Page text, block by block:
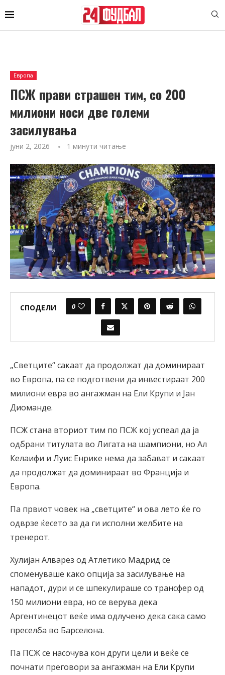
Европа
ПСЖ прави страшен тим, со 200
милиони носи две големи
засилувања
јуни 2, 2026 1 минути читање
СПОДЕЛИ 0
„Светците“ сакаат да продолжат да доминираат
во Европа, па се подготвени да инвестираат 200
милиони евра во ангажман на Ели Крупи и Јан
Диоманде.
ПСЖ стана вториот тим по ПСЖ кој успеал да ја
одбрани титулата во Лигата на шампиони, но Ал
Келаифи и Луис Енрике нема да забават и сакаат
да продолжат да доминираат во Франција и
Европа.
Па првиот човек на „светците“ и ова лето ќе го
одврзе ќесето за да ги исполни желбите на
тренерот.
Хулијан Алварез од Атлетико Мадрид се
споменуваше како опција за засилување на
нападот, дури и се шпекулираше со трансфер од
150 милиони евра, но се верува дека
Аргентинецот веќе има одлучено дека сака само
преселба во Барселона.
Па ПСЖ се насочува кон други цели и веќе се
почнати преговори за ангажман на Ели Крупи